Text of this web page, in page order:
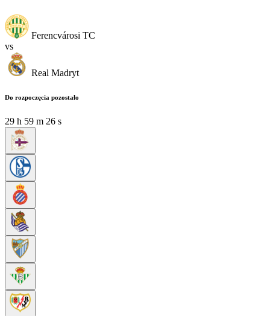
Ferencvárosi TC
vs
Real Madryt
Do rozpoczęcia pozostało
29 h 59 m 25 s